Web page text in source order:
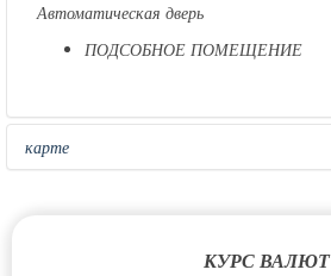
Автоматическая дверь
ПОДСОБНОЕ ПОМЕЩЕНИЕ
карте
КУРС ВАЛЮТ